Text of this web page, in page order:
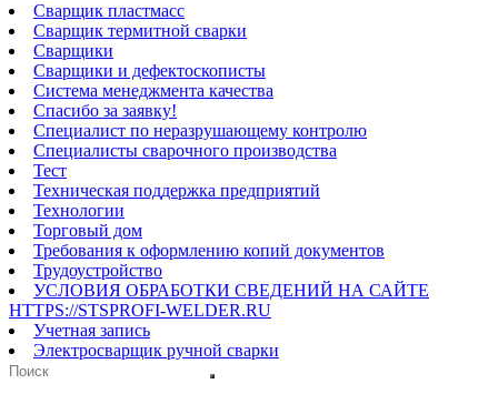
Сварщик пластмасс
Сварщик термитной сварки
Сварщики
Сварщики и дефектоскописты
Система менеджмента качества
Спасибо за заявку!
Специалист по неразрушающему контролю
Специалисты сварочного производства
Тест
Техническая поддержка предприятий
Технологии
Торговый дом
Требования к оформлению копий документов
Трудоустройство
УСЛОВИЯ ОБРАБОТКИ СВЕДЕНИЙ НА САЙТЕ
HTTPS://STSPROFI-WELDER.RU
Учетная запись
Электросварщик ручной сварки